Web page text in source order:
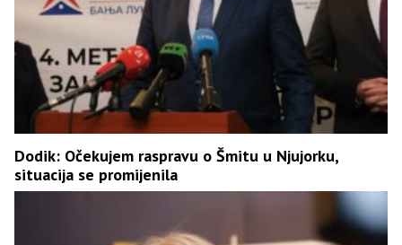
Dodik: Očekujem raspravu o Šmitu u Njujorku,
situacija se promijenila